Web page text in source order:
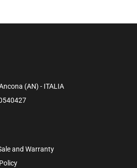
(AN) - ITALIA
and Warranty